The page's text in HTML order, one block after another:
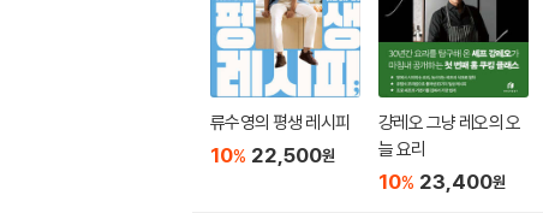
류수영의 평생 레시피
10% 22,500원
걍레오 그냥 레오의 오
늘 요리
10% 23,400원